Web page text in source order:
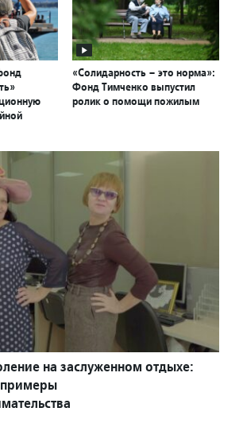
«Солидарность – это норма»:
Фонд Тимченко выпустил
ролик о помощи пожилым
на заслуженном отдыхе: